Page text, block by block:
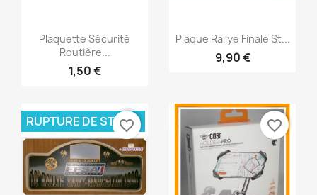
Aperçu rapide
Plaquette Sécurité
Routière...
1,50 €
Aperçu rapide
Plaque Rallye Finale St...
9,90 €
RUPTURE DE STOCK
favorite_border favorite_border